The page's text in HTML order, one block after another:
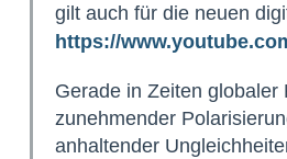
gilt auch für die neuen
https://
Gerade in Zeiten globaler
zunehmender
anhaltender